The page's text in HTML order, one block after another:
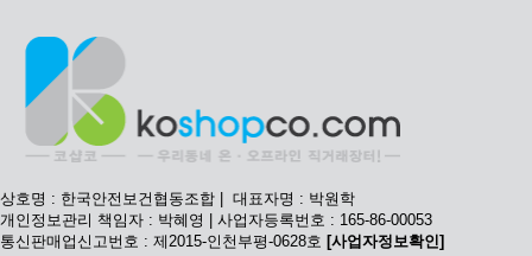
상호명 : 한국안전보건협동조합 | 대표자명 : 박원학
개인정보관리 책임자 : 박혜영 | 사업자등록번호 : 165-86-00053
통신판매업신고번호 : 제2015-인천부평-0628호 [사업자정보확인]